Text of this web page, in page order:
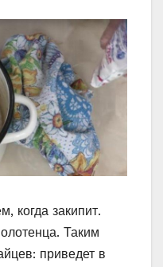
когда закипит.
Таким
приведет в